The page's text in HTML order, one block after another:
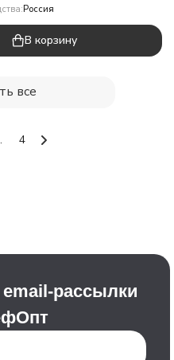
Россия
В корзину
все
4
рассылки